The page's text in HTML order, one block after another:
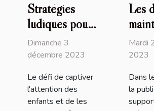
Stratégies
ludiques pour
stimuler
l'engagement
des enfants
dans leurs
devoirs
Dimanche 3
décembre 2023
Le défi de captiver
l'attention des
enfants et de les
Les
des
Mardi
2023
Dans
la